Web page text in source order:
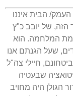
העמק/ הבית איננו
הזה, של יובב כ"ץ
המלחמה. הוא
, שעל הגנתם אנו
, חיילי צה"ל
שבעטיה
הגולן היה מחויב